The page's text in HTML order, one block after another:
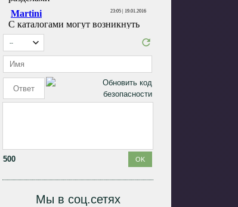
500
Мы в соц.сетях